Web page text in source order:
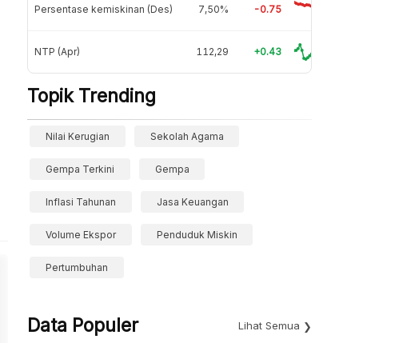
Persentase kemiskinan (Des) 7,50% -0.75
NTP (Apr) 112,29 +0.43
Topik Trending
Nilai Kerugian Sekolah Agama
Gempa Terkini Gempa
Inflasi Tahunan Jasa Keuangan
Volume Ekspor Penduduk Miskin
Pertumbuhan
Data Populer Lihat Semua